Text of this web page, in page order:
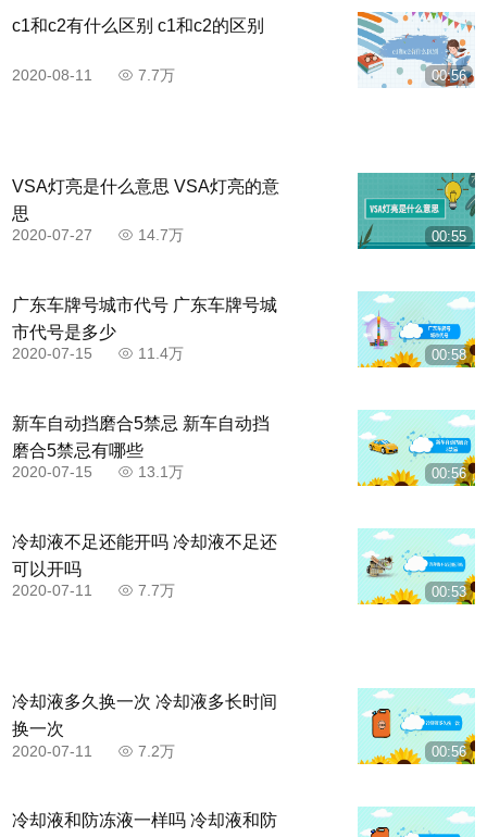
00:56
c1和c2有什么区别 c1和c2的区别
2020-08-11 7.7万
00:55
VSA灯亮是什么意思 VSA灯亮的意
思
2020-07-27 14.7万
00:58
广东车牌号城市代号 广东车牌号城
市代号是多少
2020-07-15 11.4万
00:56
新车自动挡磨合5禁忌 新车自动挡
磨合5禁忌有哪些
2020-07-15 13.1万
00:53
冷却液不足还能开吗 冷却液不足还
可以开吗
2020-07-11 7.7万
00:56
冷却液多久换一次 冷却液多长时间
换一次
2020-07-11 7.2万
冷却液和防冻液一样吗 冷却液和防